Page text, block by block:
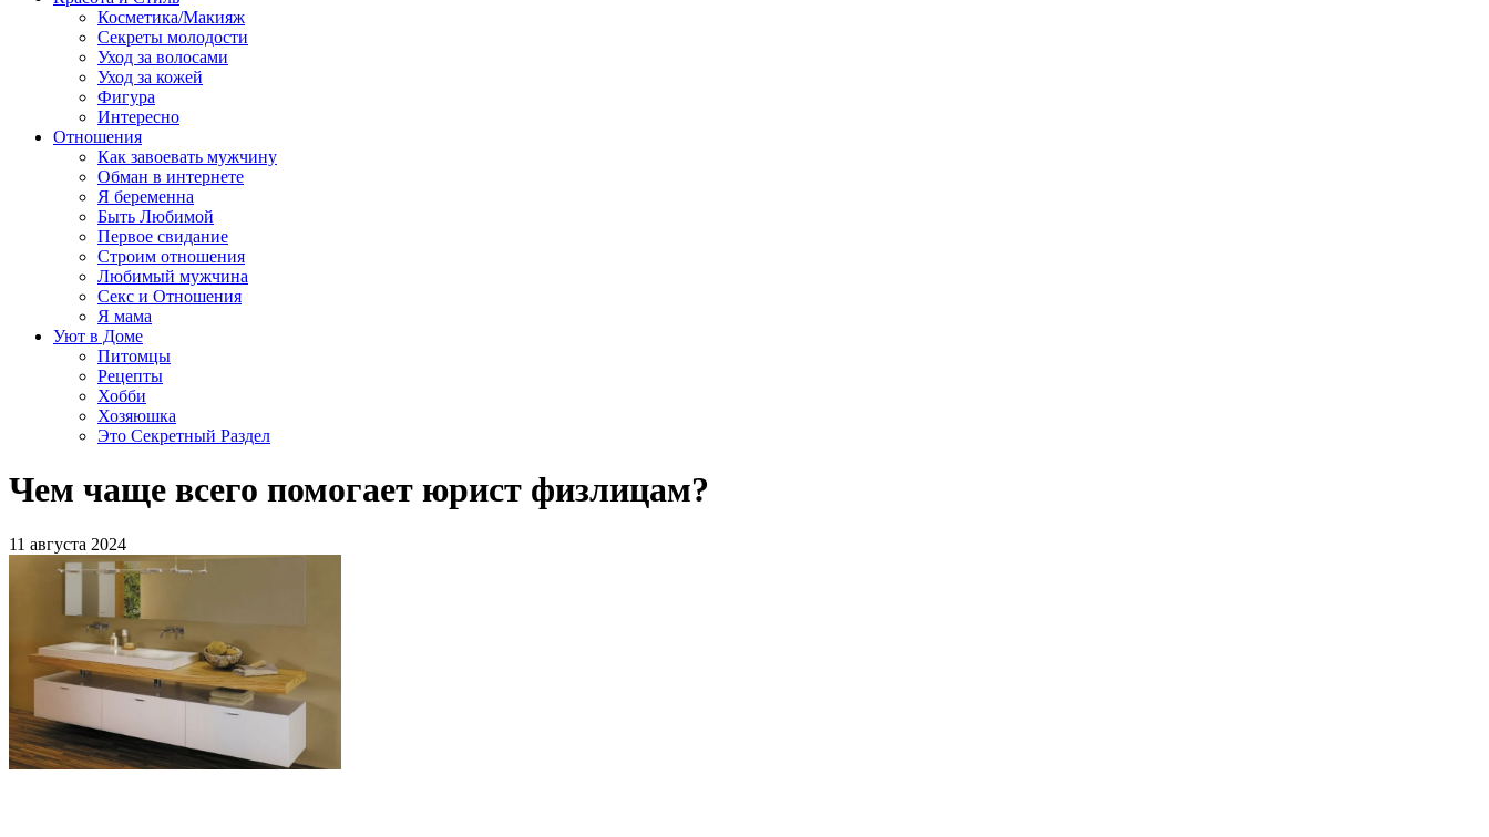
Косметика/Макияж
Секреты молодости
Уход за волосами
Уход за кожей
Фигура
Интересно
Отношения
Как завоевать мужчину
Обман в интернете
Я беременна
Быть Любимой
Первое свидание
Строим отношения
Любимый мужчина
Секс и Отношения
Я мама
Уют в Доме
Питомцы
Рецепты
Хобби
Хозяюшка
Это Секретный Раздел
Чем чаще всего помогает юрист физлицам?
11 августа 2024